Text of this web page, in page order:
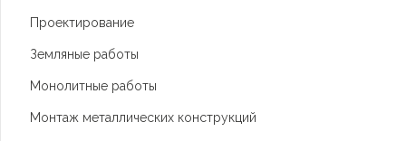
Проектирование
Земляные работы
Монолитные работы
Монтаж металлических конструкций